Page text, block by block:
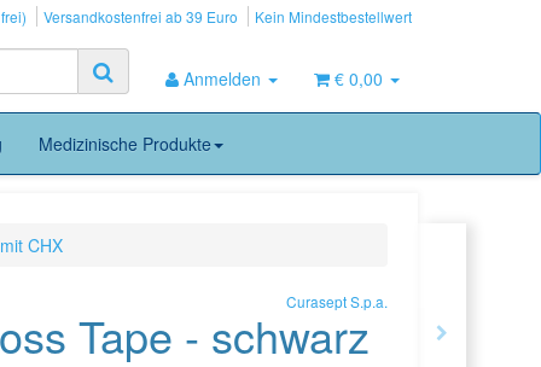
Versandkostenfrei ab 39 Euro Kein Mindestbestellwert
Anmelden € 0,00
Medizinische Produkte
CHX
Curasept S.p.a.
Tape - schwarz